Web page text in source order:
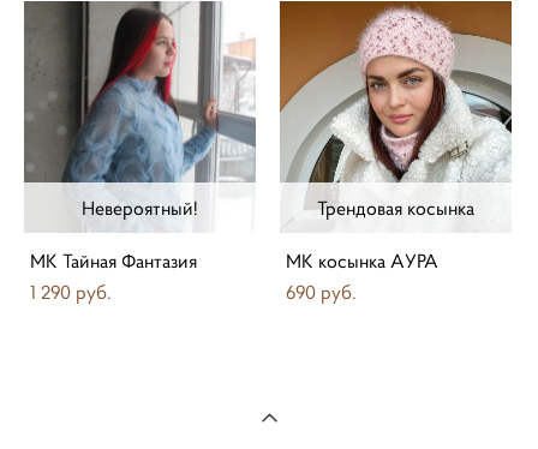
Невероятный!
МК Тайная Фантазия
1 290 pуб.
Трендовая косынка
МК косынка АУРА
690 pуб.